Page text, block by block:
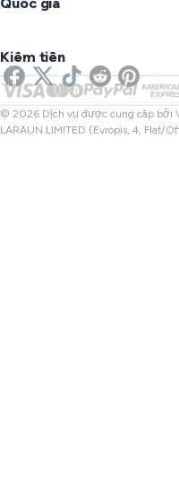
Tùy chọn Cookie
VPN cho Streaming
VPN Netflix
Ẩn IP của bạn
SMS trực tuyến
Kiểm tra Liên kết
Kiểm tra Tệp
VPN Anh
VPN Canada
VPN Thổ Nhĩ Kỳ
Kiếm tiền
Đối tác
© 2026 Dịch vụ được cung cấp bởi
LARAUN LIMITED (Evropis, 4, Flat/